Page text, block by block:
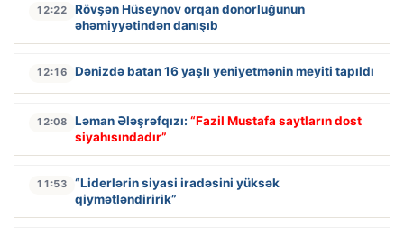
12:22
Rövşən Hüseynov orqan donorluğunun
əhəmiyyətindən danışıb
12:16 Dənizdə batan 16 yaşlı yeniyetmənin meyiti tapıldı
12:08 Ləman Ələşrəfqızı: “Fazil Mustafa saytların dost
siyahısındadır”
11:53
“Liderlərin siyasi iradəsini yüksək
qiymətləndiririk”